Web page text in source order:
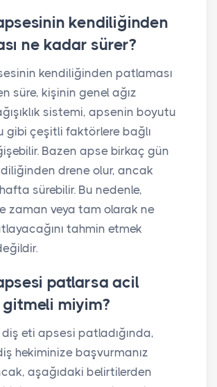
kendiliğinden
ne kadar sürer?
kendiliğinden patlaması
süre, kişinin genel ağız
sistemi, apsenin boyutu
gibi çeşitli faktörlere bağlı
Bazen apse birkaç gün
drene olur, ancak
sürebilir. Bu nedenle,
zaman veya tam olarak ne
tahmin etmek
patlarsa acil
miyim?
diş eti apsesi patladığında,
hekiminize başvurmanız
aşağıdaki belirtilerden